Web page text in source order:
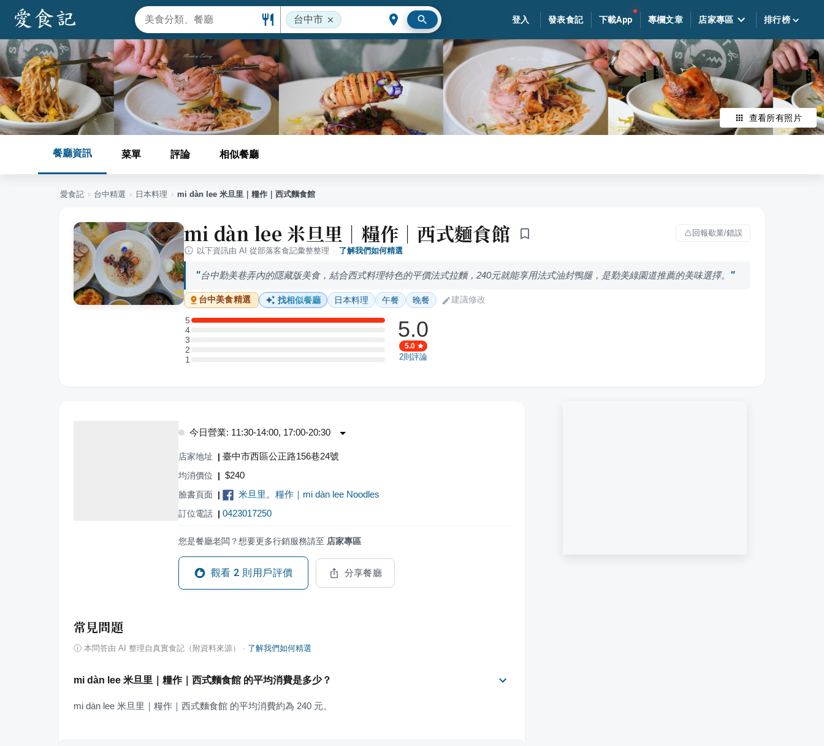
台中市 登入 發表食記 下載App 專欄文章 店家專區 排行榜
查看所有照片
餐廳資訊 菜單 評論 相似餐廳
愛食記 › 台中精選 › 日本料理 › mi dàn lee 米旦里｜糧作｜西式麵食館
mi dàn lee 米旦里｜糧作｜西式麵食館
回報歇業/錯誤
以下資訊由 AI 從部落客食記彙整整理 · 了解我們如何精選
台中勤美巷弄內的隱藏版美食，結合西式料理特色的平價法式拉麵，240元就能享用法式油封鴨腿，是勤美綠園道推薦的美味選擇。
台中美食精選 找相似餐廳 日本料理 午餐 晚餐 建議修改
5
5 星：1 則評論
4
4 星：0 則評論
3
3 星：0 則評論
2
2 星：0 則評論
11 星：0 則評論
5.0
5.0
2則評論
今日營業: 11:30-14:00, 17:00-20:30
店家地址 | 臺中市西區公正路156巷24號
均消價位 | $240
臉書頁面 | 米旦里。糧作｜mi dàn lee Noodles
訂位電話 | 0423017250
您是餐廳老闆？想要更多行銷服務請至 店家專區
觀看 2 則用戶評價 分享餐廳
常見問題
ⓘ 本問答由 AI 整理自真實食記（附資料來源） · 了解我們如何精選
mi dàn lee 米旦里｜糧作｜西式麵食館 的平均消費是多少？
mi dàn lee 米旦里｜糧作｜西式麵食館 的平均消費約為 240 元。